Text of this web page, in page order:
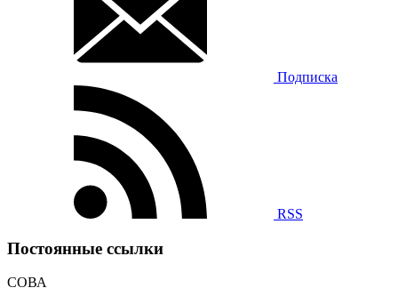
Подписка
RSS
Постоянные ссылки
СОВА